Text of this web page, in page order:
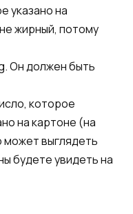
указано на
жирный, потому
Он должен быть
которое
на картоне (на
может выглядеть
будете увидеть на